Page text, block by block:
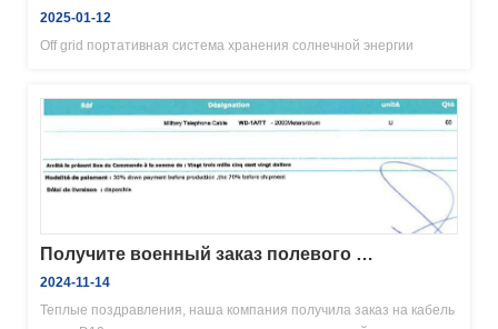
солнечной энергии
2025-01-12
Off grid портативная система хранения солнечной энергии
Получите военный заказ полевого
телефонного кабеля D10
2024-11-14
Теплые поздравления, наша компания получила заказ на кабель